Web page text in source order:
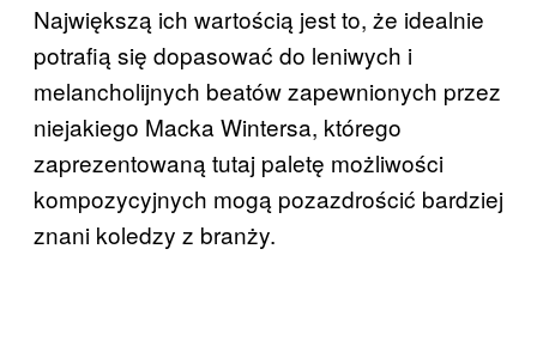
Największą ich wartością jest to, że idealnie
potrafią się dopasować do leniwych i
melancholijnych beatów zapewnionych przez
niejakiego Macka Wintersa, którego
zaprezentowaną tutaj paletę możliwości
kompozycyjnych mogą pozazdrościć bardziej
znani koledzy z branży.